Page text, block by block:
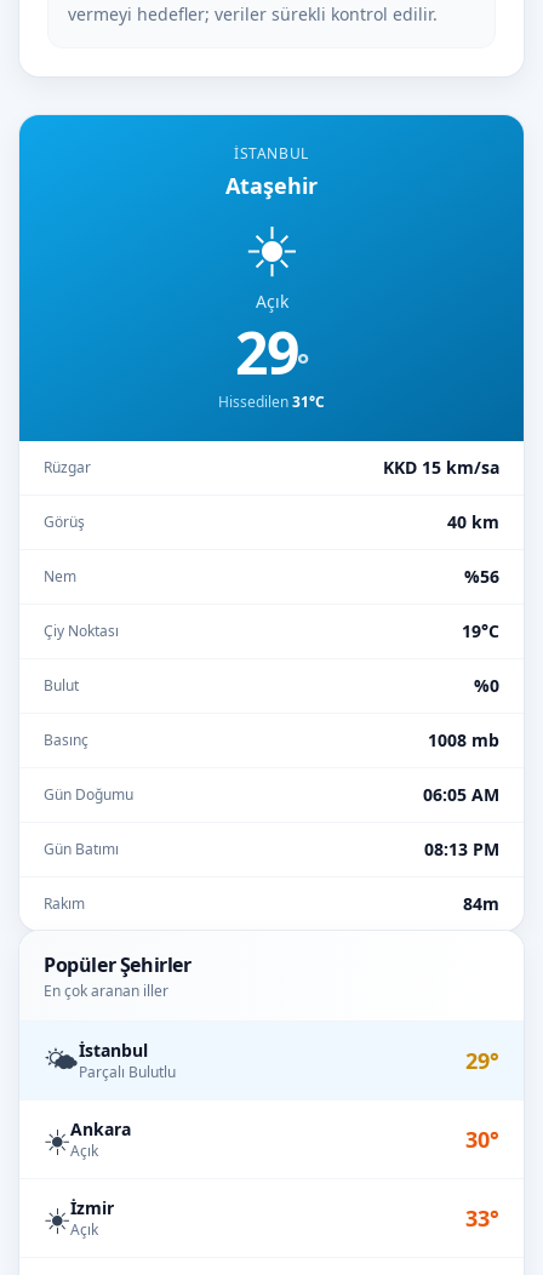
İSTANBUL
Ataşehir
☀️
Açık
29°
Hissedilen31°C
Rüzgar KKD 15 km/sa
Görüş 40 km
Nem %56
Çiy Noktası 19°C
Bulut %0
Basınç 1008 mb
Gün Doğumu 06:05 AM
Gün Batımı 08:13 PM
Rakım 84m
Popüler Şehirler
En çok aranan iller
🌤️İstanbul
Parçalı Bulutlu 29°
☀️Ankara
Açık 30°
☀️İzmir
Açık 33°
vermeyi hedefler; veriler sürekli kontrol edilir.